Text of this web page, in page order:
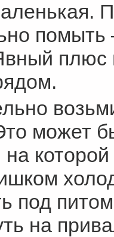
помыть
плюс
может
на
под
на